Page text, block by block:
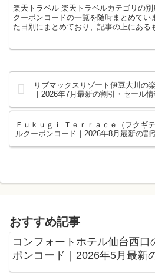
楽天トラベル 楽天トラベルカテゴリの
クーポンコードの一覧を随時まとめてい
た日別にまとめており、記事の上にある
なります。ホテル・旅館宿泊の予約な
リブマックスリゾート伊豆大川の
｜2026年7月最新の割引・セール情
Ｆｕｋｕｇｉ Ｔｅｒｒａｃｅ（フクギ
ルクーポンコード｜2026年8月最新の割
おすすめ記事
コンフォートホテル仙台西口
ポンコード｜2026年5月最新